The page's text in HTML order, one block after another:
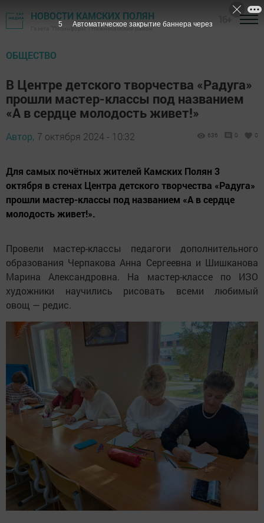
НОВОСТИ КАМСКИХ ПОЛЯН
Газета "Посинформ" - Нижнекамский район
ОБЩЕСТВО
В Центре детского творчества «Радуга»
прошли мастер-классы под названием
«А в сердце молодость живет!»
Автор, 7 октября 2024 - 10:32 636 0 0
Для самых почётных жителей Камских Полян 3
октября в стенах Центра детского творчества «Радуга»
прошли мастер-классы под названием «А в сердце
молодость живет!».
Провели мастер-классы педагоги дополнительного
образования Черпакова Анна Сергеевна и Шишканова
Марина Александровна. На мастер-классе по ИЗО
художники научились рисовать всеми любимый
овощ — редис.
3 Автоматическое закрытие баннера через